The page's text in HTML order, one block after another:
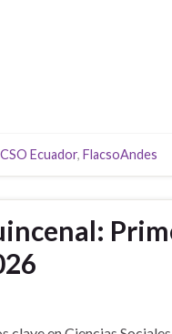
Ecuador, FlacsoAndes